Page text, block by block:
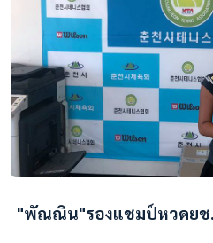
"พัณณิน"รองแชมป์หวดยช.